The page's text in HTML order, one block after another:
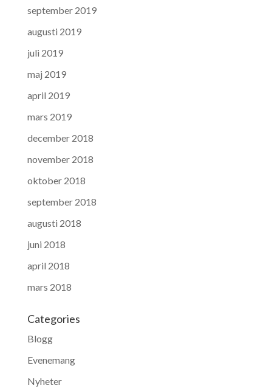
september 2019
augusti 2019
juli 2019
maj 2019
april 2019
mars 2019
december 2018
november 2018
oktober 2018
september 2018
augusti 2018
juni 2018
april 2018
mars 2018
Categories
Blogg
Evenemang
Nyheter